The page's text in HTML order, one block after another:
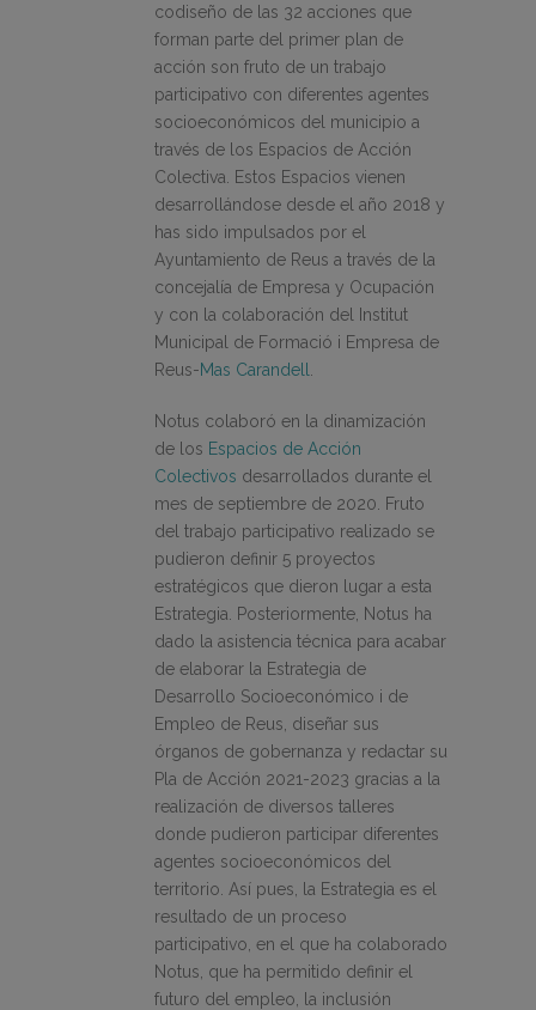
codiseño de las 32 acciones que
forman parte del primer plan de
acción son fruto de un trabajo
participativo con diferentes agentes
socioeconómicos del municipio a
través de los Espacios de Acción
Colectiva. Estos Espacios vienen
desarrollándose desde el año 2018 y
has sido impulsados por el
Ayuntamiento de Reus a través de la
concejalía de Empresa y Ocupación
y con la colaboración del Institut
Municipal de Formació i Empresa de
Reus-Mas Carandell
Notus colaboró en la dinamización
de los Espacios de Acción
Colectivos desarrollados durante el
mes de septiembre de 2020. Fruto
del trabajo participativo realizado se
pudieron definir 5 proyectos
estratégicos que dieron lugar a esta
Estrategia. Posteriormente, Notus ha
dado la asistencia técnica para acabar
de elaborar la Estrategia de
Desarrollo Socioeconómico i de
Empleo de Reus, diseñar sus
órganos de gobernanza y redactar su
Pla de Acción 2021-2023 gracias a la
realización de diversos talleres
donde pudieron participar diferentes
agentes socioeconómicos del
territorio. Así pues, la Estrategia es el
resultado de un proceso
participativo, en el que ha colaborado
Notus, que ha permitido definir el
futuro del empleo, la inclusión